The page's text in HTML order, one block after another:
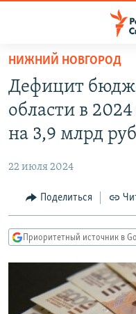
упрощенного
доступа
Вернуться
основному
Вернутся
Вернутся
ПРОГРАММЫ
ПОДКАСТЫ
АВТОРСКИЕ ПРОЕКТЫ
МНЕНИЯ
КУЛЬТУРА
КАВКАЗ.РЕАЛИИ
СЕВЕР.РЕАЛИИ
СИБИРЬ.РЕАЛИИ
НИЖНИЙ НОВГОРОД
Дефицит
области в
на 3,9 млрд
22 июля 2024
Поделиться
Приоритетный источник в